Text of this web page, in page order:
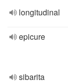
longitudinal
epicure
sibarita